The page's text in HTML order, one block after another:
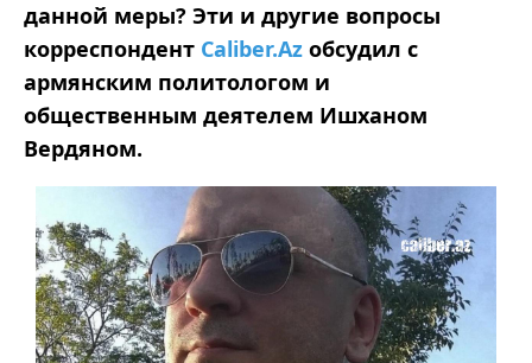
данной меры? Эти и другие вопросы
корреспондент Caliber.Az обсудил с
армянским политологом и
общественным деятелем Ишханом
Вердяном.